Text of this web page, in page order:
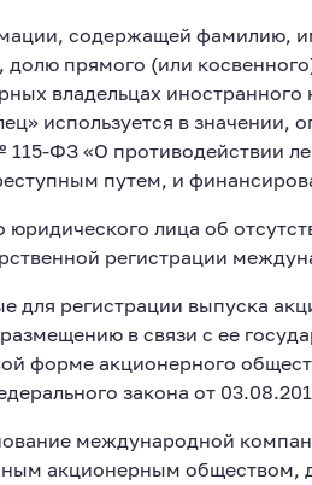
содержащей фамилию,
долю прямого (или
владельцах
используется в значении,
ФЗ «О противодействии
путем, и
юридического лица об
регистрации
для регистрации выпуска
в связи с ее
форме акционерного
закона от
международной
акционерным